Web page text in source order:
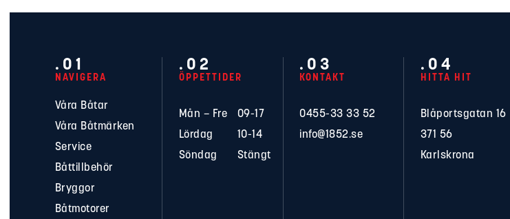
.01
NAVIGERA
Våra Båtar
Våra Båtmärken
Service
Båttillbehör
Bryggor
Båtmotorer
.02
ÖPPETTIDER
Mån – Fre
Lördag
Söndag
09-17
10-14
Stängt
.03
KONTAKT
0455-33 33 52
info@1852.se
.04
HITTA HIT
Blåportsgatan 16
371 56
Karlskrona